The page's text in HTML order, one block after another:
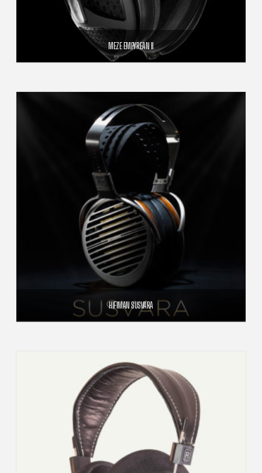
MEZE EMPYREAN II
AJOUTER AU PANIER
HIFIMAN SUSVARA